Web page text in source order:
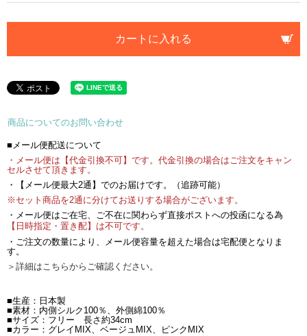
カートに入れる
商品についてのお問い合わせ
■メール便配送について
・メール便は【代金引換不可】です。代金引換の場合はご注文をキャン
セルさせて頂きます。
・【メール便最大2通】でのお届けです。（追跡可能）
※セット商品を2通に分けてお送りする場合がございます。
・メール便はご在宅、ご不在に関わらず直接ポストへの投函になる為
【日時指定・置き配】は不可です。
・ご注文の数量により、メール便容量を超えた場合は宅配便となりま
す。
＞詳細はこちらからご確認ください。
■生産：日本製
■素材：内側シルク100％、外側綿100％
■サイズ：フリー 長さ約34cm
■カラー：グレイMIX、ベージュMIX、ピンクMIX